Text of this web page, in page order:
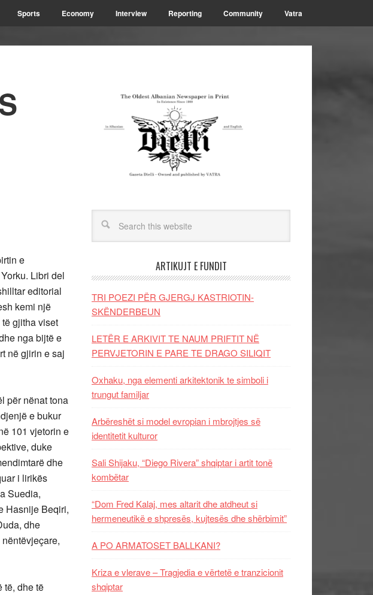
Sports Economy Interview Reporting Community Vatra
e
Libri del
editorial
kemi një
gjitha viset
nga bijtë e
në gjirin e saj
për nënat tona
e bukur
101 vjetorin e
duke
dhe
i lirikës
Suedia,
Hasnije Beqiri,
dhe
të, dhe të
ARTIKUJT E FUNDIT
TRI POEZI PËR GJERGJ KASTRIOTIN-
SKËNDERBEUN
LETËR E ARKIVIT TE NAUM PRIFTIT NË
PERVJETORIN E PARE TE DRAGO SILIQIT
Oxhaku, nga elementi arkitektonik te simboli i
trungut familjar
Arbëreshët si model evropian i mbrojtjes së
identitetit kulturor
Sali Shijaku, “Diego Rivera” shqiptar i artit tonë
kombëtar
“Dom Fred Kalaj, mes altarit dhe atdheut si
hermeneutikë e shpresës, kujtesës dhe shërbimit”
A PO ARMATOSET BALLKANI?
Kriza e vlerave – Tragjedia e vërtetë e tranzicionit
shqiptar